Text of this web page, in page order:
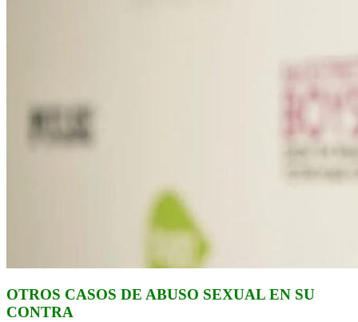
OTROS CASOS DE ABUSO SEXUAL EN SU
CONTRA